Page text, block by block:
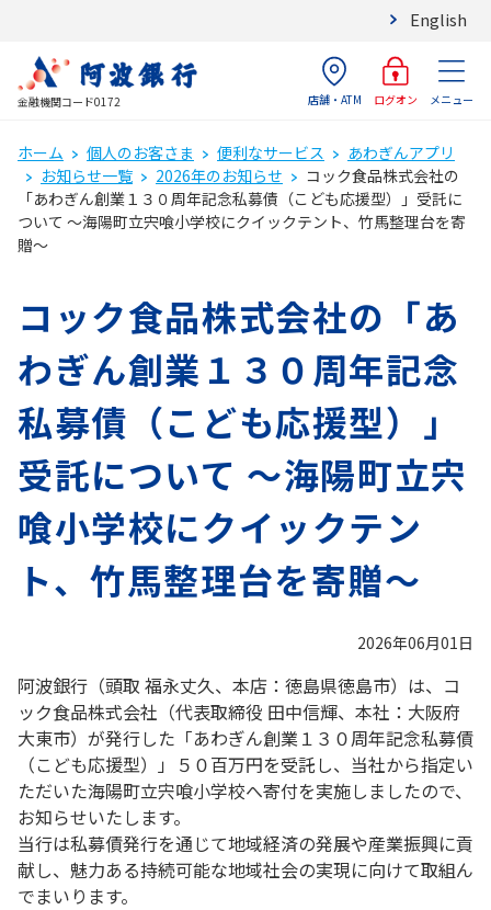
English
金融機関コード0172 店舗・ATM ログオン メニュー
ホーム 個人のお客さま 便利なサービス
あわぎんアプリ
お知らせ一覧
2026年のお知らせ
コック食品株式会社の
「あわぎん創業１３０周年記念私募債（こども応援型）」受託に
ついて ～海陽町立宍喰小学校にクイックテント、竹馬整理台を寄
贈～
コック食品株式会社の「あ
わぎん創業１３０周年記念
私募債（こども応援型）」
受託について ～海陽町立宍
喰小学校にクイックテン
ト、竹馬整理台を寄贈～
2026年06月01日
阿波銀行（頭取 福永丈久、本店：徳島県徳島市）は、コ
ック食品株式会社（代表取締役 田中信輝、本社：大阪府
大東市）が発行した「あわぎん創業１３０周年記念私募債
（こども応援型）」５０百万円を受託し、当社から指定い
ただいた海陽町立宍喰小学校へ寄付を実施しましたので、
お知らせいたします。
当行は私募債発行を通じて地域経済の発展や産業振興に貢
献し、魅力ある持続可能な地域社会の実現に向けて取組ん
でまいります。